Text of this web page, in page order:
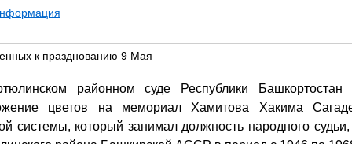
к празднованию 9 Мая
районном суде Республики Башкортостан
цветов на мемориал Хамитова Хакима
системы, который занимал должность народного